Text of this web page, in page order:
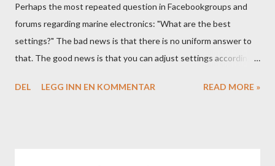
Perhaps the most repeated question in Facebookgroups and
forums regarding marine electronics: "What are the best
settings?" The bad news is that there is no uniform answer to
that. The good news is that you can adjust settings according
you should tweak and why. Here is part 1 of our guide to get the
DEL LEGG INN EN KOMMENTAR READ MORE »